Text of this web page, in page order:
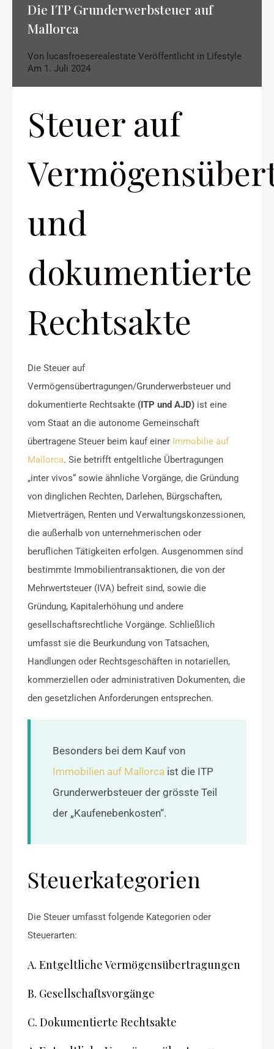
Die ITP Grunderwerbsteuer auf
Mallorca
Von lucasfroeserealestate Veröffentlicht in Lifestyle
Am 1. Juli 2024
Steuer auf
und
dokumentierte
Rechtsakte
Die Steuer auf
Vermögensübertragungen/Grunderwerbsteuer und
dokumentierte Rechtsakte (ITP und AJD) ist eine
vom Staat an die autonome Gemeinschaft
übertragene Steuer beim kauf einer Immobilie auf
Mallorca. Sie betrifft entgeltliche Übertragungen
„inter vivos“ sowie ähnliche Vorgänge, die Gründung
von dinglichen Rechten, Darlehen, Bürgschaften,
Mietverträgen, Renten und Verwaltungskonzessionen,
die außerhalb von unternehmerischen oder
beruflichen Tätigkeiten erfolgen. Ausgenommen sind
bestimmte Immobilientransaktionen, die von der
Mehrwertsteuer (IVA) befreit sind, sowie die
Gründung, Kapitalerhöhung und andere
gesellschaftsrechtliche Vorgänge. Schließlich
umfasst sie die Beurkundung von Tatsachen,
Handlungen oder Rechtsgeschäften in notariellen,
kommerziellen oder administrativen Dokumenten, die
den gesetzlichen Anforderungen entsprechen.
Besonders bei dem Kauf von
Immobilien auf Mallorca ist die ITP
Grunderwerbsteuer der grösste Teil
der „Kaufenebenkosten“.
Steuerkategorien
Die Steuer umfasst folgende Kategorien oder
Steuerarten:
A. Entgeltliche Vermögensübertragungen
B. Gesellschaftsvorgänge
C. Dokumentierte Rechtsakte